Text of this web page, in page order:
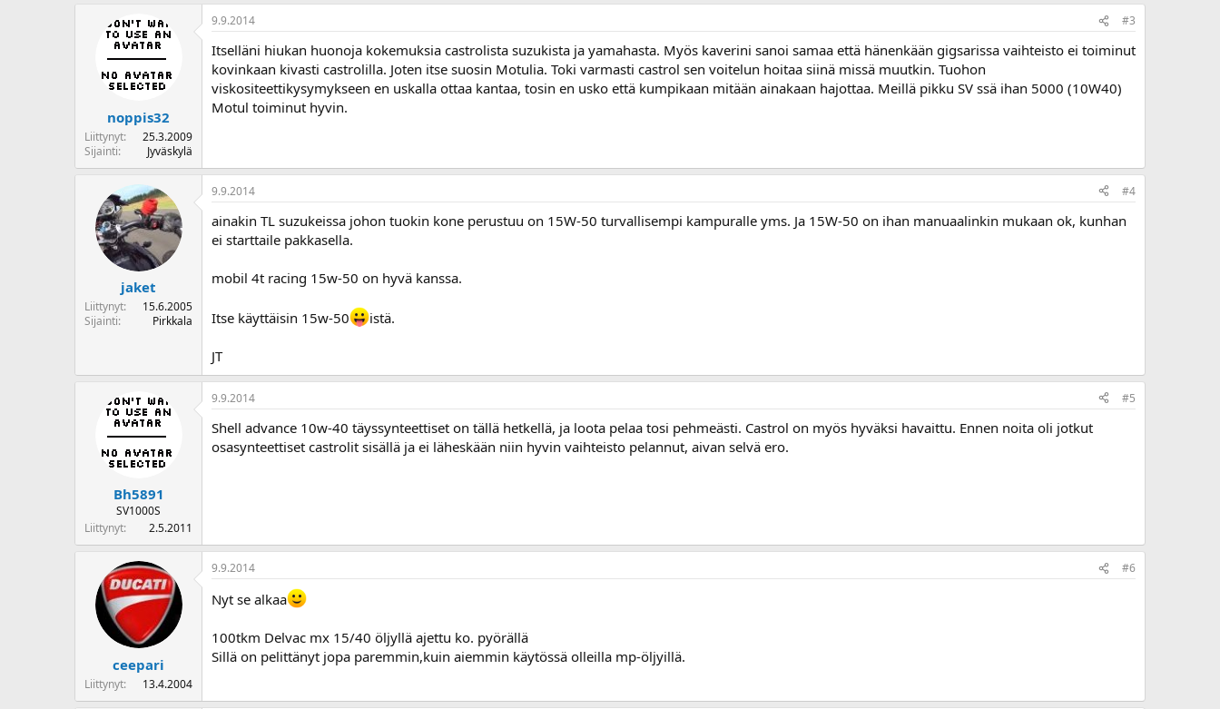
noppis32
Liittynyt
25.3.2009
Sijainti
Jyväskylä
9.9.2014 #3
Itselläni hiukan huonoja kokemuksia castrolista suzukista ja yamahasta. Myös kaverini sanoi samaa että hänenkään gigsarissa vaihteisto ei toiminut
kovinkaan kivasti castrolilla. Joten itse suosin Motulia. Toki varmasti castrol sen voitelun hoitaa siinä missä muutkin. Tuohon
viskositeettikysymykseen en uskalla ottaa kantaa, tosin en usko että kumpikaan mitään ainakaan hajottaa. Meillä pikku SV ssä ihan 5000 (10W40)
Motul toiminut hyvin.
jaket
Liittynyt
15.6.2005
Sijainti
Pirkkala
9.9.2014 #4
ainakin TL suzukeissa johon tuokin kone perustuu on 15W-50 turvallisempi kampuralle yms. Ja 15W-50 on ihan manuaalinkin mukaan ok, kunhan
ei starttaile pakkasella.
mobil 4t racing 15w-50 on hyvä kanssa.
Itse käyttäisin 15w-50 istä.
JT
Bh5891
SV1000S
Liittynyt
2.5.2011
9.9.2014 #5
Shell advance 10w-40 täyssynteettiset on tällä hetkellä, ja loota pelaa tosi pehmeästi. Castrol on myös hyväksi havaittu. Ennen noita oli jotkut
osasynteettiset castrolit sisällä ja ei läheskään niin hyvin vaihteisto pelannut, aivan selvä ero.
ceepari
Liittynyt 13.4.2004
9.9.2014 #6
Nyt se alkaa
100tkm Delvac mx 15/40 öljyllä ajettu ko. pyörällä
Sillä on pelittänyt jopa paremmin,kuin aiemmin käytössä olleilla mp-öljyillä.